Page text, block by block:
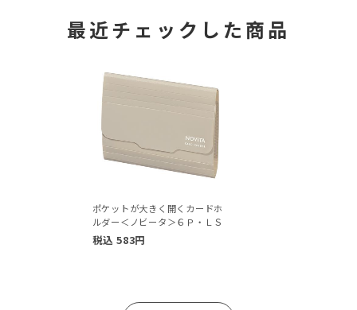
最近チェックした商品
ポケットが大きく開くカードホ
ルダー＜ノビータ＞６Ｐ・ＬＳ
税込 583円